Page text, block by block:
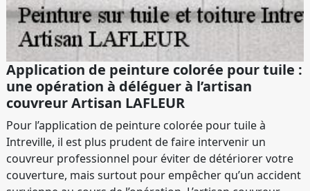
Application de peinture colorée pour tuile :
une opération à déléguer à l’artisan
couvreur Artisan LAFLEUR
Pour l’application de peinture colorée pour tuile à
Intreville, il est plus prudent de faire intervenir un
couvreur professionnel pour éviter de détériorer votre
couverture, mais surtout pour empêcher qu’un accident